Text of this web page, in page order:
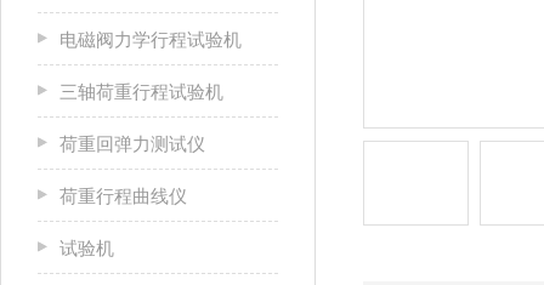
电磁阀力学行程试验机
三轴荷重行程试验机
荷重回弹力测试仪
荷重行程曲线仪
试验机